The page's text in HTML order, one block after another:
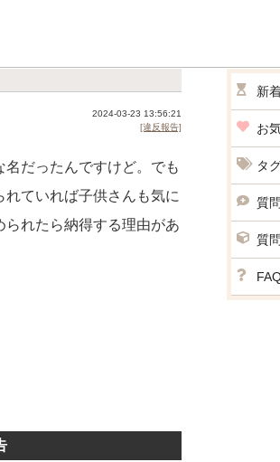
2024-03-23 13:56:21
[違反報告]
だったんですけど。でも
ていれば子供さんも気に
られたら納得する理由があ
新
お
タ
質
質